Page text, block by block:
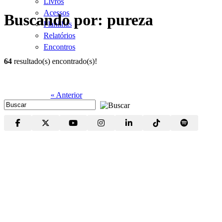
Acessos
Planilhas
Relatórios
Encontros
Buscando por: pureza
64 resultado(s) encontrado(s)!
« Anterior